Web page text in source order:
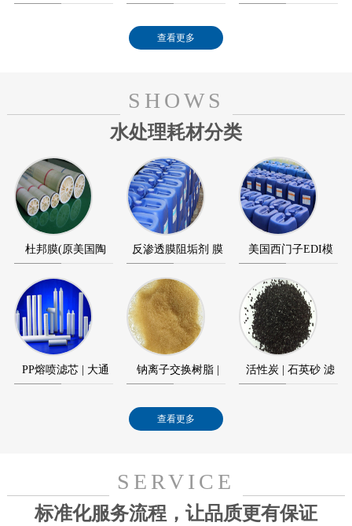
查看更多
SHOWS
水处理耗材分类
杜邦膜(原美国陶
氏) 海德能反渗透膜
元件
反渗透膜阻垢剂 膜
清洗剂 膜杀菌剂
美国西门子EDI模
块 美国通用GE EDI
模块
PP熔喷滤芯 | 大通 钠离子交换树脂 | 活性炭 | 石英砂 滤
查看更多
SERVICE
标准化服务流程，让品质更有保证